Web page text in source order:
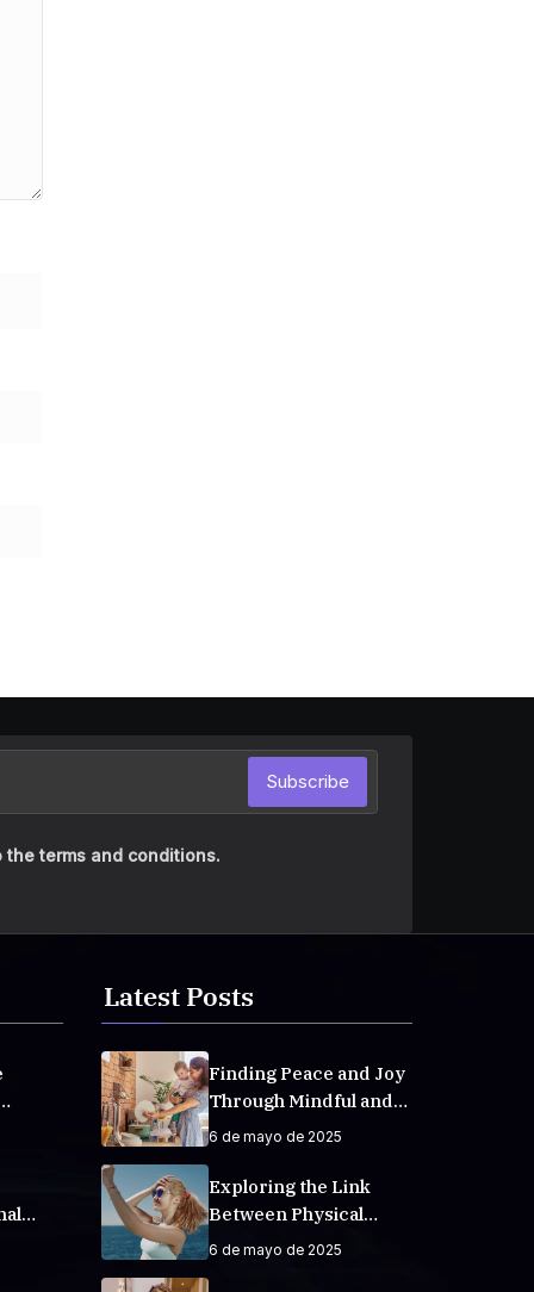
terms and conditions.
Subscribe
Latest Posts
Finding Peace and Joy
Through Mindful and
Empathetic Practices
6 de mayo de 2025
Exploring the Link
Between Physical
Fitness and Mental
6 de mayo de 2025